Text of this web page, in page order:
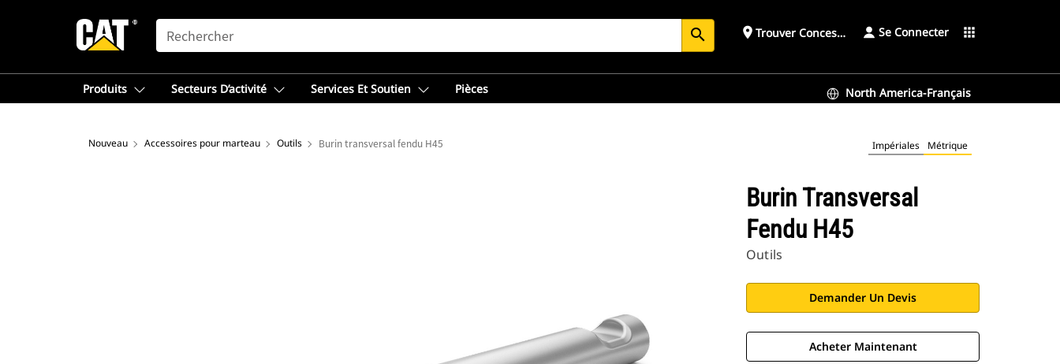
SEARCH search place Trouver ConcessionnaireSe Connecter apps
Produits Secteurs D’activité Services Et Soutien Pièces North America-Français
Nouveau Accessoires pour marteau Outils Burin transversal fendu H45 Impériales Métrique
Burin Transversal
Fendu H45
Outils
Demander Un Devis
Acheter Maintenant